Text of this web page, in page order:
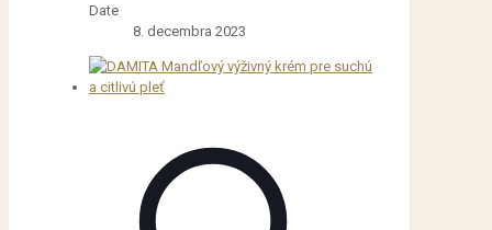
Date
8. decembra 2023